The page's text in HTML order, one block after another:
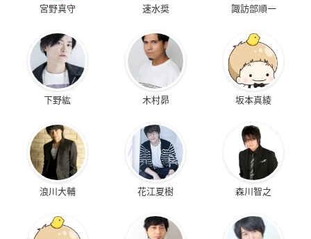
宮野真守 速水奨 諏訪部順一
下野紘 木村昴 坂本真綾
浪川大輔 花江夏樹 森川智之